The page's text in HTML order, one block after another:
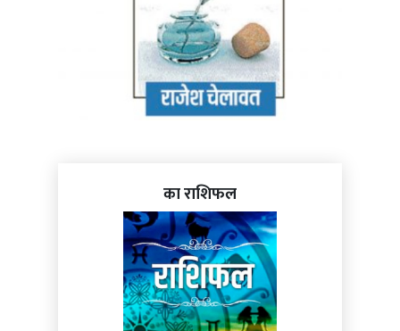
का राशिफल